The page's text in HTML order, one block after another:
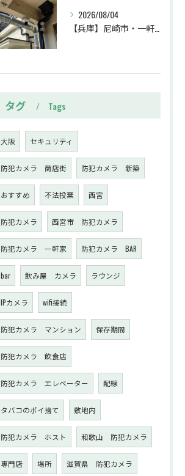
2026/08/04
タグ Tags
大阪 セキュリティ
防犯カメラ 商店街 防犯カメラ 新築
おすすめ 不法投棄 西宮
防犯カメラ 西宮市 防犯カメラ
防犯カメラ 一軒家 防犯カメラ BAR
bar 飲み屋 カメラ ラウンジ
IPカメラ wifi接続
防犯カメラ マンション 保存期間
防犯カメラ 飲食店
防犯カメラ エレベーター 配線
タバコのポイ捨て 敷地内
防犯カメラ ホスト 和歌山 防犯カメラ
専門店 場所 滋賀県 防犯カメラ